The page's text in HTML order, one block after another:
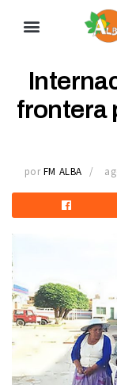
frontera
por FM ALBA